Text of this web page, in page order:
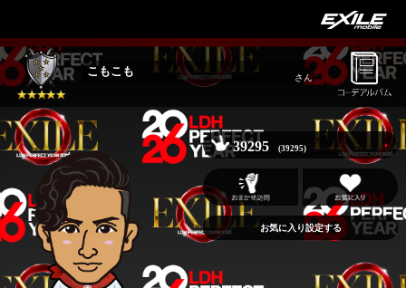
こもこも さん
39295 (39295)
お気に入り設定する